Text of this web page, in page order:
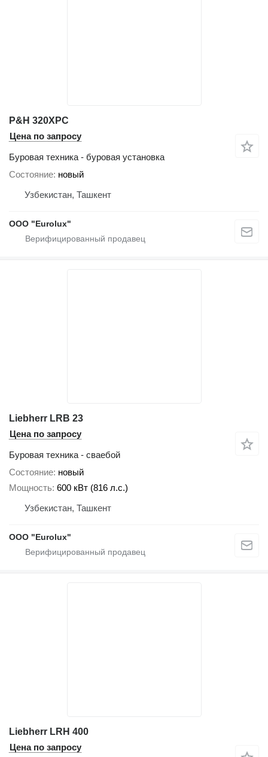
P&H 320XPC
Цена по запросу
Буровая техника - буровая установка
Состояние новый
Узбекистан, Ташкент
ООО "Eurolux"
Liebherr LRB 23
Цена по запросу
Буровая техника - сваебой
Состояние новый
Мощность 600 кВт (816 л.с.)
Узбекистан, Ташкент
ООО "Eurolux"
Liebherr LRH 400
Цена по запросу